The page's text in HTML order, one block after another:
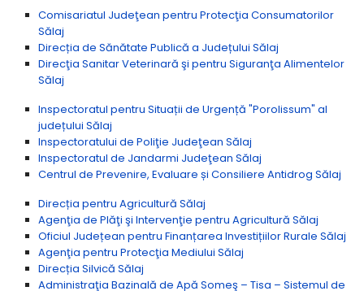
Comisariatul Judeţean pentru Protecţia Consumatorilor
Sălaj
Direcția de Sănătate Publică a Județului Sălaj
Direcţia Sanitar Veterinară şi pentru Siguranţa Alimentelor
Sălaj
Inspectoratul pentru Situații de Urgență "Porolissum" al
județului Sălaj
Inspectoratului de Poliţie Judeţean Sălaj
Inspectoratul de Jandarmi Judeţean Sălaj
Centrul de Prevenire, Evaluare și Consiliere Antidrog Sălaj
Direcția pentru Agricultură Sălaj
Agenţia de Plăţi şi Intervenţie pentru Agricultură Sălaj
Oficiul Județean pentru Finanțarea Investițiilor Rurale Sălaj
Agenţia pentru Protecţia Mediului Sălaj
Direcția Silvică Sălaj
Administraţia Bazinală de Apă Someş – Tisa – Sistemul de